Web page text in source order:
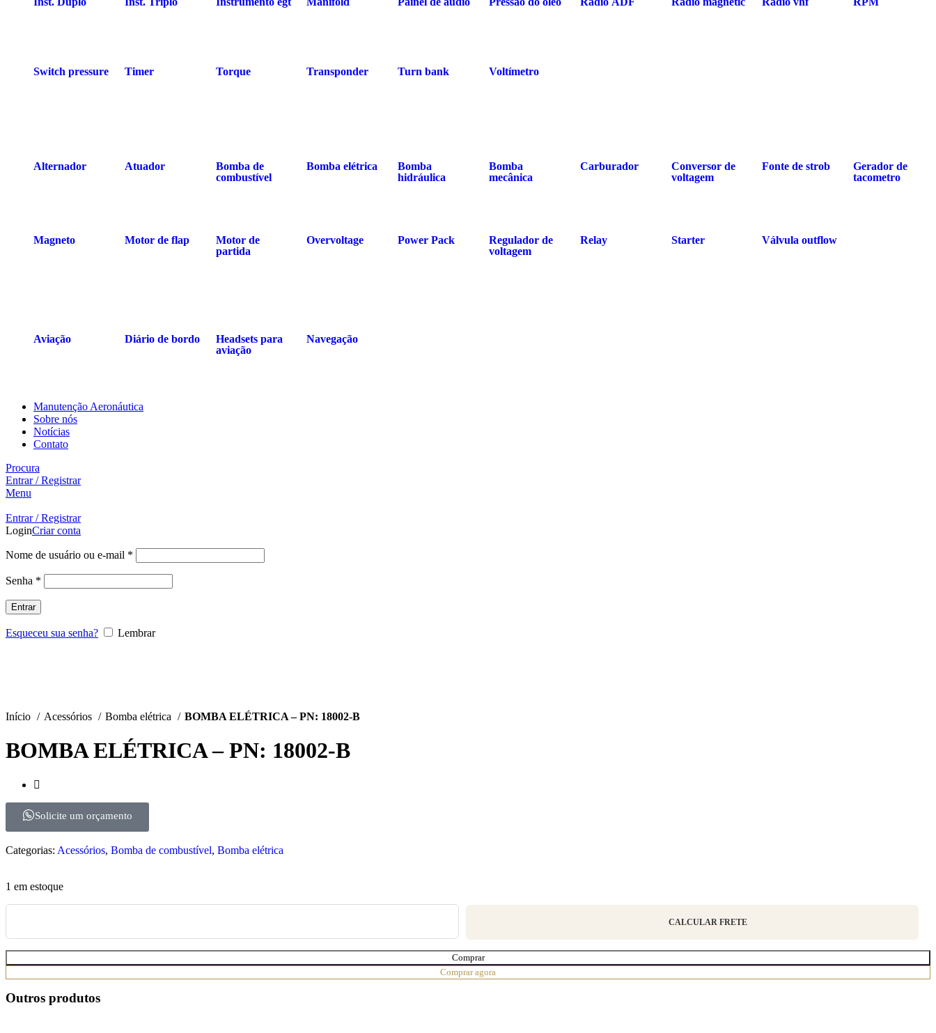
Switch pressure Timer Torque Transponder Turn bank Voltímetro
Alternador Atuador
Bomba de
combustível
Bomba elétrica
Bomba
hidráulica
Bomba
mecânica
Carburador
Conversor de
voltagem
Fonte de strob
Gerador de
tacometro
Magneto Motor de flap
Motor de
partida
Overvoltage Power Pack
Regulador de
voltagem
Relay Starter Válvula outflow
Aviação Diário de bordo
Headsets para
aviação
Navegação
Manutenção Aeronáutica
Sobre nós
Notícias
Contato
Procura
Entrar / Registrar
Menu
Entrar / Registrar
LoginCriar conta
Nome de usuário ou e-mail *
Senha *
Entrar
Esqueceu sua senha? Lembrar
Início Acessórios Bomba elétrica BOMBA ELÉTRICA – PN: 18002-B
BOMBA ELÉTRICA – PN: 18002-B
Solicite um orçamento
Categorias: Acessórios, Bomba de combustível, Bomba elétrica
1 em estoque
CALCULAR FRETE
Comprar
Comprar agora
Outros produtos